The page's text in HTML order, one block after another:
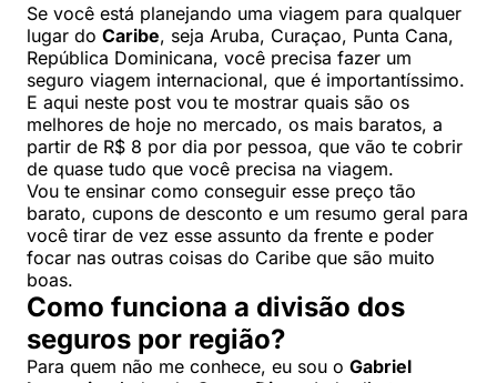
Se você está planejando uma viagem para qualquer
lugar do Caribe, seja Aruba, Curaçao, Punta Cana,
República Dominicana, você precisa fazer um
seguro viagem internacional, que é importantíssimo.
E aqui neste post vou te mostrar quais são os
melhores de hoje no mercado, os mais baratos, a
partir de R$ 8 por dia por pessoa, que vão te cobrir
de quase tudo que você precisa na viagem.
Vou te ensinar como conseguir esse preço tão
barato, cupons de desconto e um resumo geral para
você tirar de vez esse assunto da frente e poder
focar nas outras coisas do Caribe que são muito
boas.
Como funciona a divisão dos
seguros por região?
Para quem não me conhece, eu sou o Gabriel